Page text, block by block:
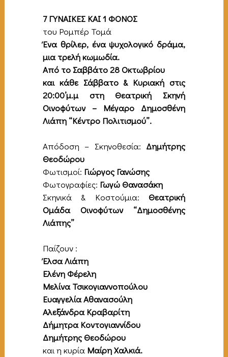
7 ΓΥΝΑΙΚΕΣ ΚΑΙ 1 ΦΟΝΟΣ
του Ρομπέρ Τομά
Ένα θρίλερ, ένα ψυχολογικό δράμα,
μια τρελή κωμωδία.
Από το Σαββάτο 28 Οκτωβρίου
και κάθε Σάββατο & Κυριακή στις
20:00’μ.μ στη Θεατρική Σκηνή
Οινοφύτων – Μέγαρο Δημοσθένη
Λιάπη “Κέντρο Πολιτισμού”.
Απόδοση – Σκηνοθεσία: Δημήτρης
Θεοδώρου
Φωτισμοί: Γιώργος Γανώσης
Φωτογραφίες: Γωγώ Θανασάκη
Σκηνικά & Κοστούμια: Θεατρική
Ομάδα Οινοφύτων “Δημοσθένης
Λιάπης”
Παίζουν :
Έλσα Λιάπη
Ελένη Φέρελη
Μελίνα Τσικογιαννοπούλου
Ευαγγελία Αθανασούλη
Αλεξάνδρα Κραβαρίτη
Δήμητρα Κοντογιαννίδου
Δημήτρης Θεοδώρου
και η κυρία Μαίρη Χαλκιά.